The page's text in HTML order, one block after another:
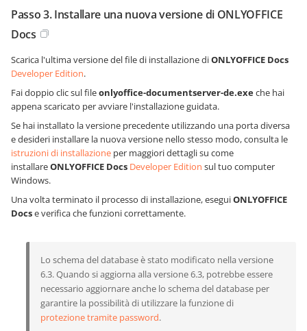
Passo 3. Installare una nuova versione di ONLYOFFICE
Docs
Scarica l'ultima versione del file di installazione diONLYOFFICE Docs
Developer Edition.
Fai doppio clic sul fileonlyoffice-documentserver-de.exeche hai
appena scaricato per avviare l'installazione guidata.
Se hai installato la versione precedente utilizzando una porta diversa
e desideri installare la nuova versione nello stesso modo, consulta le
istruzioni di installazione per maggiori dettagli su come
installareONLYOFFICE Docs Developer Edition sul tuo computer
Windows.
Una volta terminato il processo di installazione, eseguiONLYOFFICE
Docse verifica che funzioni correttamente.
Lo schema del database è stato modificato nella versione
6.3. Quando si aggiorna alla versione 6.3, potrebbe essere
necessario aggiornare anche lo schema del database per
garantire la possibilità di utilizzare la funzione di
protezione tramite password.